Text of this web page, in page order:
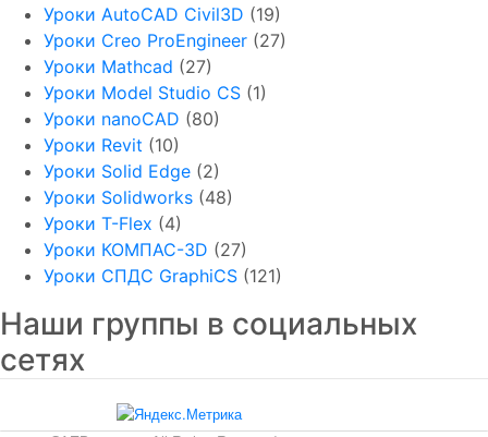
Уроки AutoCAD Civil3D (19)
Уроки Creo ProEngineer (27)
Уроки Mathcad (27)
Уроки Model Studio CS (1)
Уроки nanoCAD (80)
Уроки Revit (10)
Уроки Solid Edge (2)
Уроки Solidworks (48)
Уроки T-Flex (4)
Уроки КОМПАС-3D (27)
Уроки СПДС GraphiCS (121)
Наши группы в социальных
сетях